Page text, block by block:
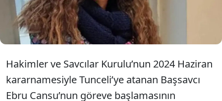
şüphelilerden U.A.’nın tutuklanması talebiyle
savcılığa başvurdu.
Hakimler ve Savcılar Kurulu’nun 2024 Haziran
kararnamesiyle Tunceli’ye atanan Başsavcı
Ebru Cansu’nun göreve başlamasının